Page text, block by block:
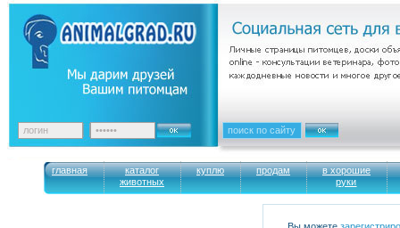
главная
каталог
животных
куплю продам
в хорошие
руки